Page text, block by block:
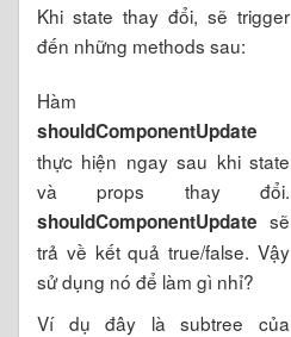
Khi state thay đổi, sẽ trigger
đến những methods sau:
Hàm
shouldComponentUpdate
thực hiện ngay sau khi state
và props thay đổi.
shouldComponentUpdate sẽ
trả về kết quả true/false. Vậy
sử dụng nó để làm gì nhỉ?
Ví dụ đây là subtree của